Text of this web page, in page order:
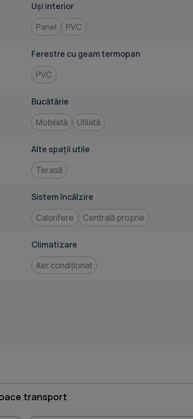
Uși interior
Panel
PVC
Ferestre cu geam termopan
PVC
Bucătărie
Mobilată
Utilată
Alte spații utile
Terasă
Sistem încălzire
Calorifere
Centrală proprie
Climatizare
Aer condiționat
transport